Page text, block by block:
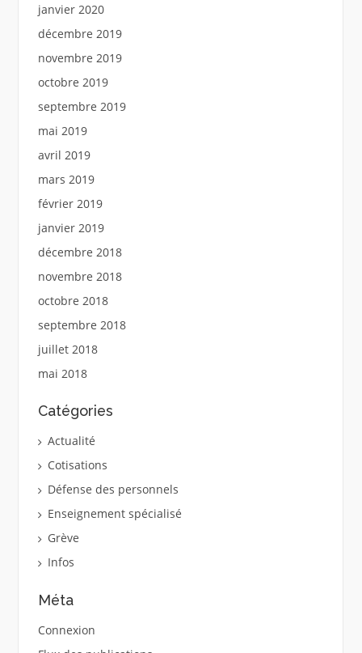
janvier 2020
décembre 2019
novembre 2019
octobre 2019
septembre 2019
mai 2019
avril 2019
mars 2019
février 2019
janvier 2019
décembre 2018
novembre 2018
octobre 2018
septembre 2018
juillet 2018
mai 2018
Catégories
Actualité
Cotisations
Défense des personnels
Enseignement spécialisé
Grève
Infos
Méta
Connexion